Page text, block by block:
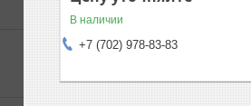
В наличии
+7 (702) 978-83-83